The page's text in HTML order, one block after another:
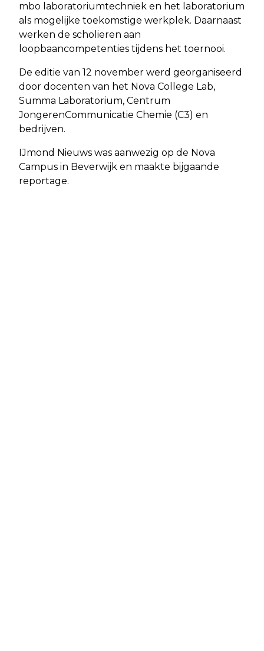
mbo laboratoriumtechniek en het laboratorium
als mogelijke toekomstige werkplek. Daarnaast
werken de scholieren aan
loopbaancompetenties tijdens het toernooi.
De editie van 12 november werd georganiseerd
door docenten van het Nova College Lab,
Summa Laboratorium, Centrum
JongerenCommunicatie Chemie (C3) en
bedrijven.
IJmond Nieuws was aanwezig op de Nova
Campus in Beverwijk en maakte bijgaande
reportage.